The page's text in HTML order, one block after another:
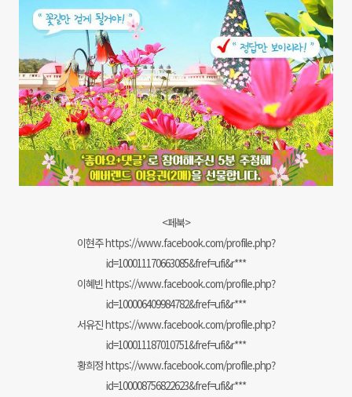
<페북>
이현주https://www.facebook.com/profile.php?
id=100011170663085&fref=ufi&r***
이혜빈 https://www.facebook.com/profile.php?
id=100006409984782&fref=ufi&r***
서유진https://www.facebook.com/profile.php?
id=100011187010751&fref=ufi&r***
황희정https://www.facebook.com/profile.php?
id=100008756822623&fref=ufi&r***